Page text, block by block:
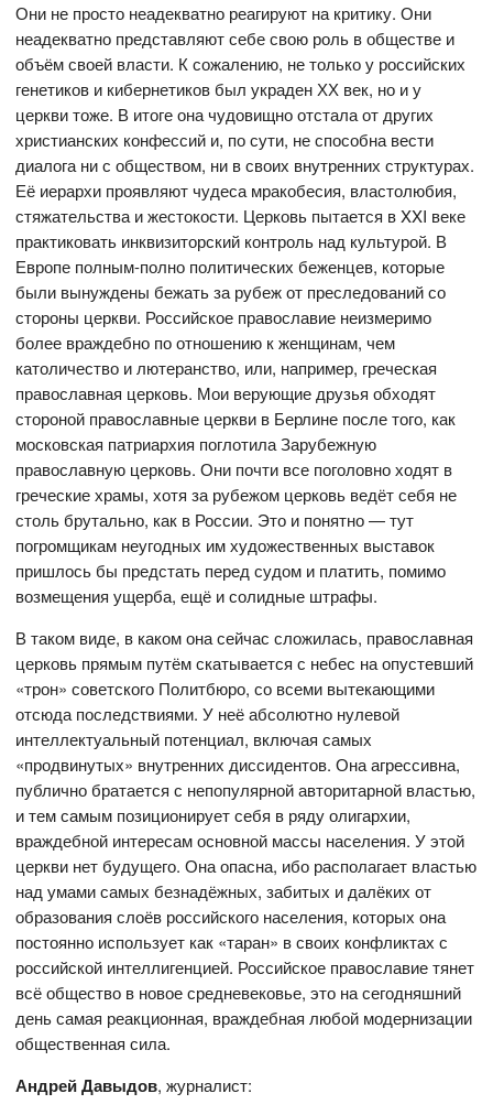
Они не просто неадекватно реагируют на критику. Они
неадекватно представляют себе свою роль в обществе и
объём своей власти. К сожалению, не только у российских
генетиков и кибернетиков был украден ХХ век, но и у
церкви тоже. В итоге она чудовищно отстала от других
христианских конфессий и, по сути, не способна вести
диалога ни с обществом, ни в своих внутренних структурах.
Её иерархи проявляют чудеса мракобесия, властолюбия,
стяжательства и жестокости. Церковь пытается в XXI веке
практиковать инквизиторский контроль над культурой. В
Европе полным-полно политических беженцев, которые
были вынуждены бежать за рубеж от преследований со
стороны церкви. Российское православие неизмеримо
более враждебно по отношению к женщинам, чем
католичество и лютеранство, или, например, греческая
православная церковь. Мои верующие друзья обходят
стороной православные церкви в Берлине после того, как
московская патриархия поглотила Зарубежную
православную церковь. Они почти все поголовно ходят в
греческие храмы, хотя за рубежом церковь ведёт себя не
столь брутально, как в России. Это и понятно — тут
погромщикам неугодных им художественных выставок
пришлось бы предстать перед судом и платить, помимо
возмещения ущерба, ещё и солидные штрафы.
В таком виде, в каком она сейчас сложилась, православная
церковь прямым путём скатывается с небес на опустевший
«трон» советского Политбюро, со всеми вытекающими
отсюда последствиями. У неё абсолютно нулевой
интеллектуальный потенциал, включая самых
«продвинутых» внутренних диссидентов. Она агрессивна,
публично братается с непопулярной авторитарной властью,
и тем самым позиционирует себя в ряду олигархии,
враждебной интересам основной массы населения. У этой
церкви нет будущего. Она опасна, ибо располагает властью
над умами самых безнадёжных, забитых и далёких от
образования слоёв российского населения, которых она
постоянно использует как «таран» в своих конфликтах с
российской интеллигенцией. Российское православие тянет
всё общество в новое средневековье, это на сегодняшний
день самая реакционная, враждебная любой модернизации
общественная сила.
Андрей Давыдов, журналист: